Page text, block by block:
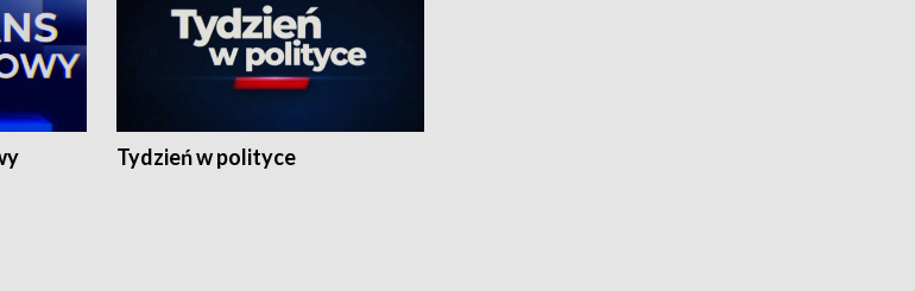
Tydzień w polityce